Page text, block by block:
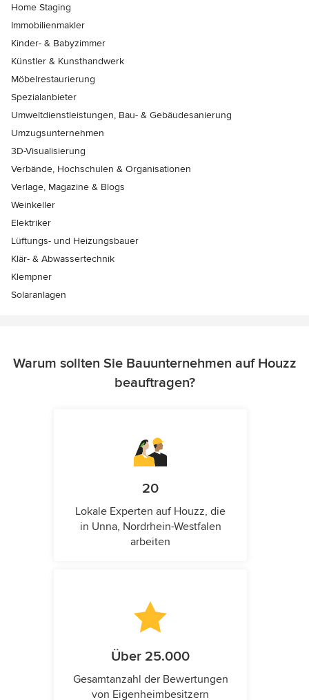
Home Staging
Immobilienmakler
Kinder- & Babyzimmer
Künstler & Kunsthandwerk
Möbelrestaurierung
Spezialanbieter
Umweltdienstleistungen, Bau- & Gebäudesanierung
Umzugsunternehmen
3D-Visualisierung
Verbände, Hochschulen & Organisationen
Verlage, Magazine & Blogs
Weinkeller
Elektriker
Lüftungs- und Heizungsbauer
Klär- & Abwassertechnik
Klempner
Solaranlagen
Warum sollten Sie Bauunternehmen auf Houzz
beauftragen?
20
Lokale Experten auf Houzz, die
in Unna, Nordrhein-Westfalen
arbeiten
Über 25.000
Gesamtanzahl der Bewertungen
von Eigenheimbesitzern